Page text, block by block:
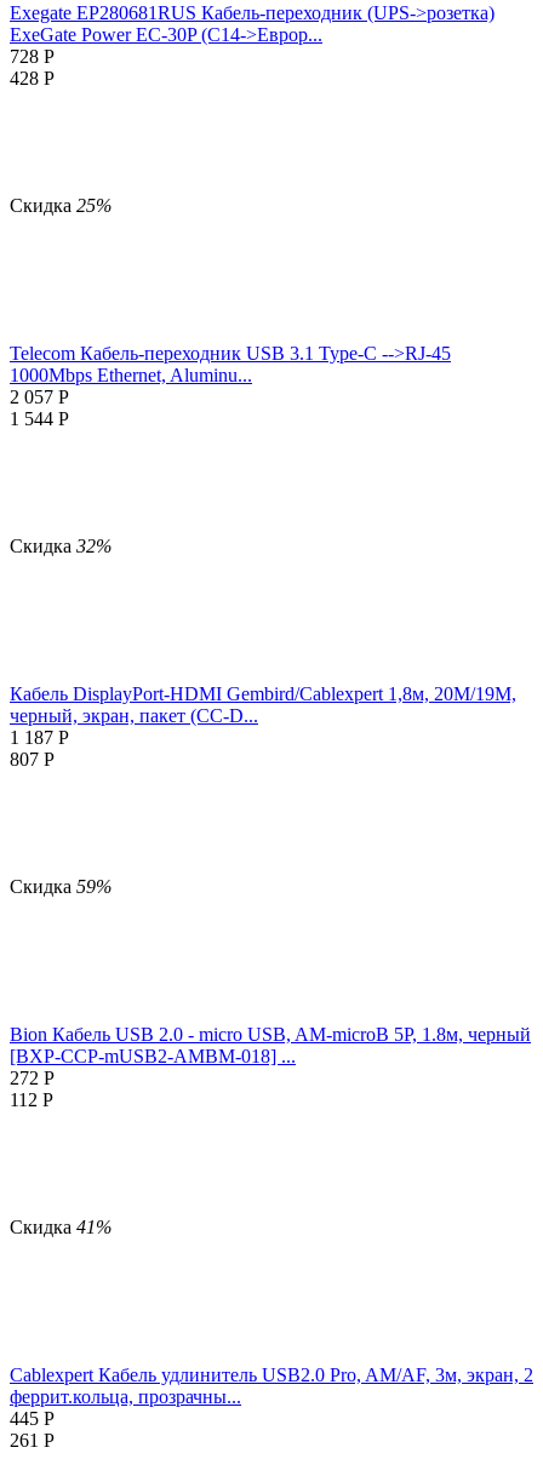
Exegate EP280681RUS Кабель-переходник (UPS->розетка)
ExeGate Power EC-30P (C14->Еврор...
728 Р
428 Р
Скидка 25%
Telecom Кабель-переходник USB 3.1 Type-C -->RJ-45
1000Mbps Ethernet, Aluminu...
2 057 Р
1 544 Р
Скидка 32%
Кабель DisplayPort-HDMI Gembird/Cablexpert 1,8м, 20M/19M,
черный, экран, пакет (CC-D...
1 187 Р
807 Р
Скидка 59%
Bion Кабель USB 2.0 - micro USB, AM-microB 5P, 1.8м, черный
[BXP-CCP-mUSB2-AMBM-018] ...
272 Р
112 Р
Скидка 41%
Cablexpert Кабель удлинитель USB2.0 Pro, AM/AF, 3м, экран, 2
феррит.кольца, прозрачны...
445 Р
261 Р